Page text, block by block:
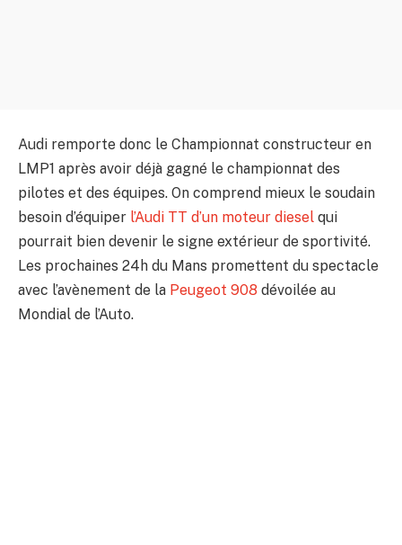
Audi remporte donc le Championnat constructeur en
LMP1 après avoir déjà gagné le championnat des
pilotes et des équipes. On comprend mieux le soudain
besoin d’équiper l’Audi TT d’un moteur diesel qui
pourrait bien devenir le signe extérieur de sportivité.
Les prochaines 24h du Mans promettent du spectacle
avec l’avènement de la Peugeot 908 dévoilée au
Mondial de l’Auto.